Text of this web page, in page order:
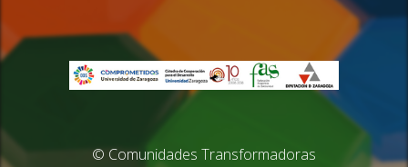
© Comunidades Transformadoras